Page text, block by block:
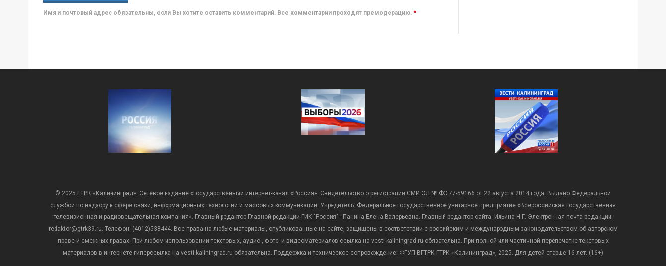
Имя и почтовый адрес обязательны, если Вы хотите оставить комментарий. Все комментарии проходят премодерацию. *
© 2025 ГТРК «Калининград». Сетевое издание «Государственный интернет-канал «Россия». Свидетельство о регистрации СМИ ЭЛ № ФС 77-59166 от 22 августа 2014 года. Выдано Федеральной
службой по надзору в сфере связи, информационных технологий и массовых коммуникаций. Учредитель: Федеральное государственное унитарное предприятие «Всероссийская государственная
телевизионная и радиовещательная компания». Главный редактор Главной редакции ГИК "Россия" - Панина Елена Валерьевна. Главный редактор сайта: Ильина Н.Г. Электронная почта редакции:
redaktor@gtrk39.ru. Телефон: (4012)538444. Все права на любые материалы, опубликованные на сайте, защищены в соответствии с российским и международным законодательством об авторском
праве и смежных правах. При любом использовании текстовых, аудио-, фото- и видеоматериалов ссылка на vesti-kaliningrad.ru обязательна. При полной или частичной перепечатке текстовых
материалов в интернете гиперссылка на vesti-kaliningrad.ru обязательна. Поддержка и техническое сопровождение: ФГУП ВГТРК ГТРК «Калининград», 2025. Для детей старше 16 лет. (16+)